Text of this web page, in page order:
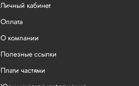
Личный кабинет
Оплата
О компании
Полезные ссылки
Плати частями